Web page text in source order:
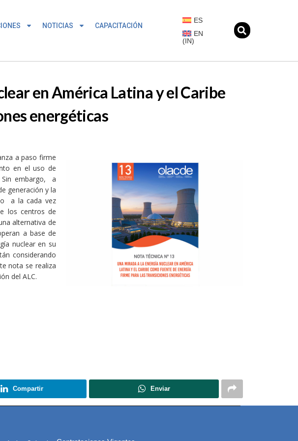
NOTICIAS CAPACITACIÓN
ES
EN
(IN)
en América Latina y el Caribe
energéticas
a paso firme
en el uso de
Sin embargo, a
generación y la
a la cada vez
los centros de
alternativa de
a base de
nuclear en su
considerando
nota se realiza
del ALC.
Compartir Enviar